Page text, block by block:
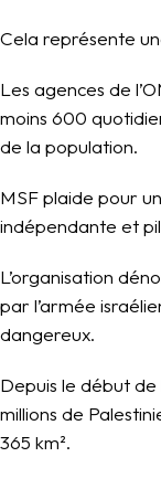
Cela représente
Les agences de
moins 600
de la population.
MSF plaide pour
indépendante et
L’organisation
par l’armée
dangereux.
Depuis le début
millions de
365 km².